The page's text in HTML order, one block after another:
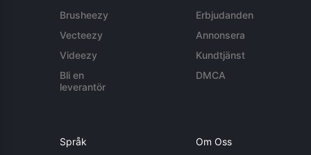
Brusheezy
Vecteezy
Videezy
Bli en
leverantör
Erbjudanden
Annonsera
Kundtjänst
DMCA
Språk Om Oss